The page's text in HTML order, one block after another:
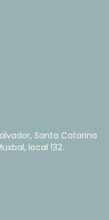
Santa Catarina
local 132.